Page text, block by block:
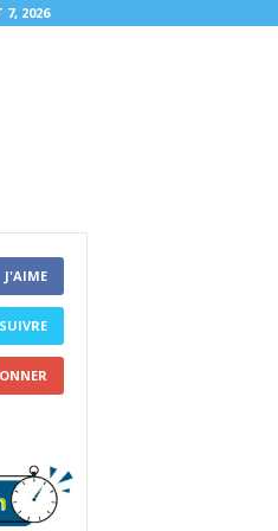
7, 2026
J'AIME
SUIVRE